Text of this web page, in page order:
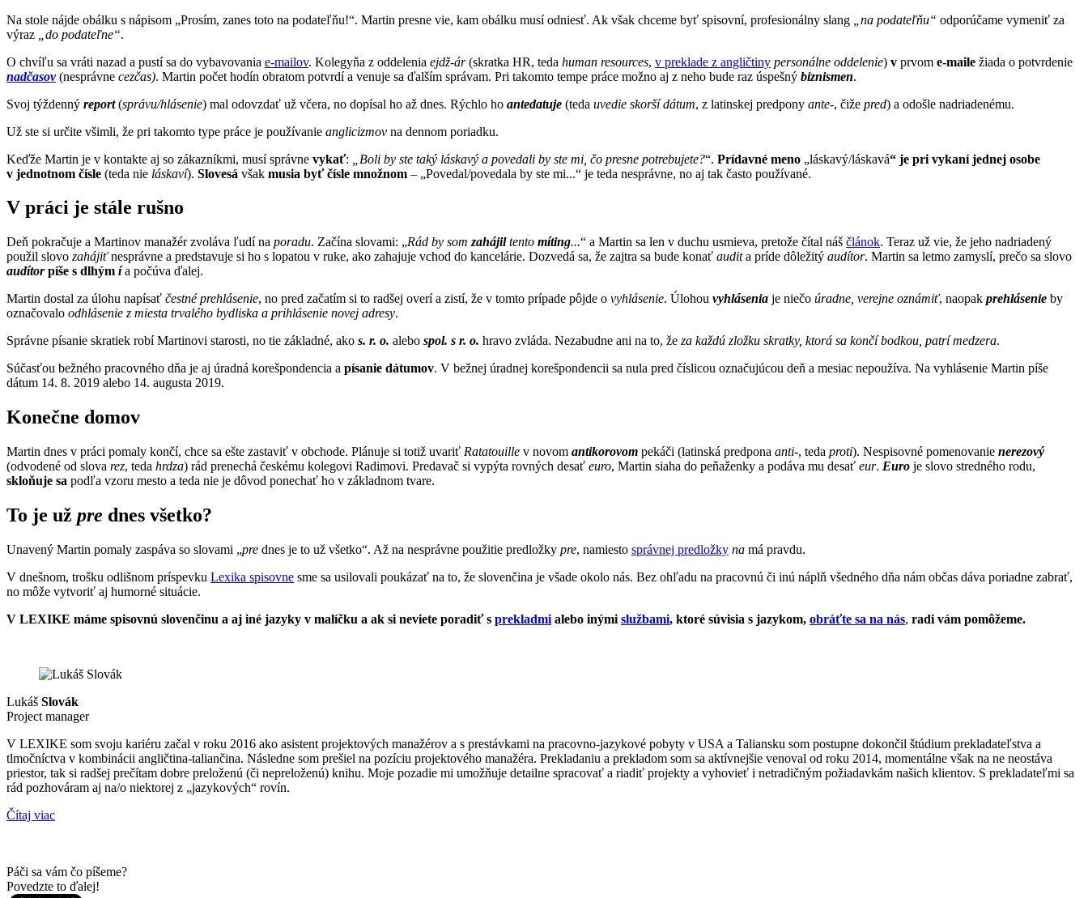
Na stole nájde obálku s nápisom „Prosím, zanes toto na podateľňu!“. Martin presne vie, kam obálku musí odniesť. Ak však chceme byť spisovní, profesionálny slang
„na podateľňu“ odporúčame vymeniť za
výraz
„do podateľne“.
O chvíľu sa vráti nazad a pustí sa do vybavovania e-mailov. Kolegyňa z oddelenia ejdž-ár(skratka HR, teda human resources, v preklade z angličtiny personálne oddelenie) v prvom e-maile žiada o potvrdenie
nadčasov (nesprávne cezčas). Martin počet hodín obratom potvrdí a venuje sa ďalším správam. Pri takomto tempe práce možno aj z neho bude raz úspešný biznismen.
Svoj týždenný report (správu/hlásenie) mal odovzdať už včera, no dopísal ho až dnes. Rýchlo ho antedatuje (teda uvedie skorší dátum, z latinskej predpony ante-, čiže pred) a odošle nadriadenému.
Už ste si určite všimli, že pri takomto type práce je používanie anglicizmov na dennom poriadku.
Keďže Martin je v kontakte aj so zákazníkmi, musí správne vykať: „Boli by ste taký láskavý a povedali by ste mi, čo presne potrebujete?“. Prídavné meno „láskavý/láskavá“ je pri vykaní jednej osobe
v jednotnom čísle (teda nie láskaví). Slovesá však musia byť čísle množnom – „Povedal/povedala by ste mi...“ je teda nesprávne, no aj tak často používané.
V práci je stále rušno
Deň pokračuje a Martinov manažér zvoláva ľudí na poradu. Začína slovami: „Rád by som zahájiltento míting...“ a Martin sa len v duchu usmieva, pretože čítal náš článok. Teraz už vie, že jeho nadriadený
použil slovo zahájiťnesprávne a predstavuje si ho s lopatou v ruke, ako zahajuje vchod do kancelárie. Dozvedá sa, že zajtra sa bude konať audita príde dôležitý audítor. Martin sa letmo zamyslí, prečo sa slovo
audítorpíše s dlhým ía počúva ďalej.
Martin dostal za úlohu napísať čestné prehlásenie, no pred začatím si to radšej overí a zistí, že v tomto prípade pôjde o vyhlásenie. Úlohou vyhlásenia je niečo úradne, verejne oznámiť, naopak prehlásenie by
označovalo odhlásenie z miesta trvalého bydliska a prihlásenie novej adresy.
Správne písanie skratiek robí Martinovi starosti, no tie základné, ako s. r. o. alebo spol. s r. o. hravo zvláda. Nezabudne ani na to, že za každú zložku skratky, ktorá sa končí bodkou, patrí medzera.
Súčasťou bežného pracovného dňa je aj úradná korešpondencia a písanie dátumov. V bežnej úradnej korešpondencii sa nula pred číslicou označujúcou deň a mesiac nepoužíva. Na vyhlásenie Martin píše
dátum 14. 8. 2019 alebo 14. augusta 2019.
Konečne domov
Martin dnes v práci pomaly končí, chce sa ešte zastaviť v obchode. Plánuje si totiž uvariť Ratatouille v novom antikorovom pekáči (latinská predpona anti-, teda proti). Nespisovné pomenovanie nerezový
(odvodené od slova rez, teda hrdza) rád prenechá českému kolegovi Radimovi. Predavač si vypýta rovných desať euro, Martin siaha do peňaženky a podáva mu desať eur. Euro je slovo stredného rodu,
skloňuje sa podľa vzoru mesto a teda nie je dôvod ponechať ho v základnom tvare.
To je už pre dnes všetko?
Unavený Martin pomaly zaspáva so slovami „pre dnes je to už všetko“. Až na nesprávne použitie predložky pre, namiesto správnej predložky na má pravdu.
V dnešnom, trošku odlišnom príspevku Lexika spisovne sme sa usilovali poukázať na to, že slovenčina je všade okolo nás. Bez ohľadu na pracovnú či inú náplň všedného dňa nám občas dáva poriadne zabrať,
no môže vytvoriť aj humorné situácie.
V LEXIKE máme spisovnú slovenčinu a aj iné jazyky v malíčku a ak si neviete poradiť s prekladmi alebo inými službami, ktoré súvisia s jazykom, obráťte sa na nás, radi vám pomôžeme.
Lukáš Slovák
Project manager
V LEXIKE som svoju kariéru začal v roku 2016 ako asistent projektových manažérov a s prestávkami na pracovno-jazykové pobyty v USA a Taliansku som postupne dokončil štúdium prekladateľstva a
tlmočníctva v kombinácii angličtina-taliančina. Následne som prešiel na pozíciu projektového manažéra. Prekladaniu a prekladom som sa aktívnejšie venoval od roku 2014, momentálne však na ne neostáva
priestor, tak si radšej prečítam dobre preloženú (či nepreloženú) knihu. Moje pozadie mi umožňuje detailne spracovať a riadiť projekty a vyhovieť i netradičným požiadavkám našich klientov. S prekladateľmi sa
rád pozhováram aj na/o niektorej z „jazykových“ rovín.
Čítaj viac
Páči sa vám čo píšeme?
Povedzte to ďalej!